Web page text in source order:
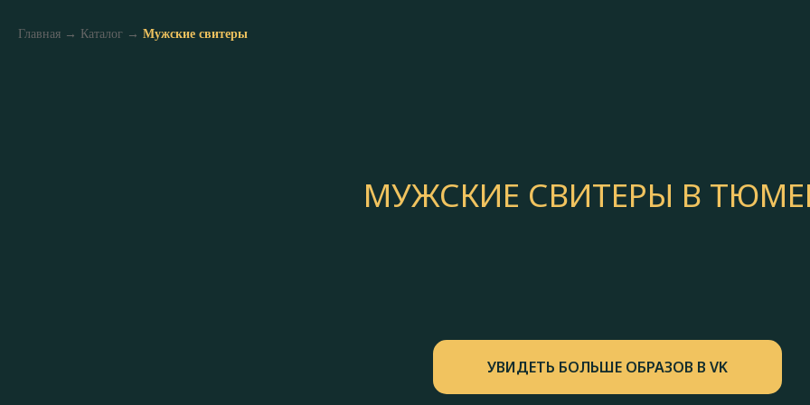
Главная → Каталог → Мужские свитеры
МУЖСКИЕ СВИТЕРЫ В
УВИДЕТЬ БОЛЬШЕ ОБРАЗОВ В VK